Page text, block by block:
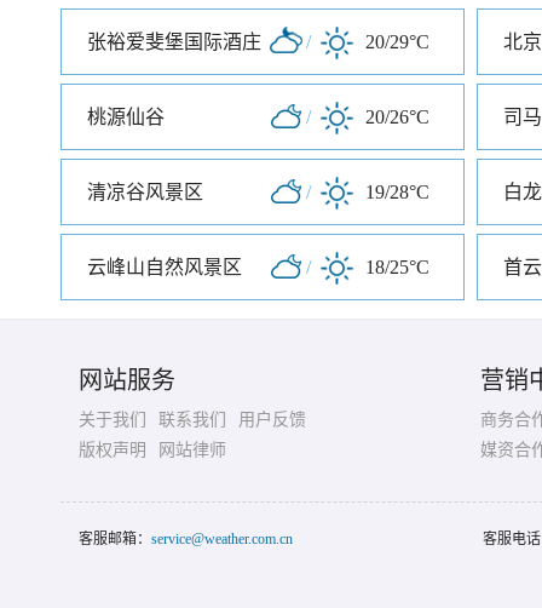
张裕爱斐堡国际酒庄 / 20/29°C
桃源仙谷 / 20/26°C 司
清凉谷风景区 / 19/28°C 白
云峰山自然风景区 / 18/25°C 首
网站服务
关于我们 联系我们
用户反馈
版权声明
网站律师
营销
商务合
媒资合
客服邮箱： service@weather.com.cn 客服电